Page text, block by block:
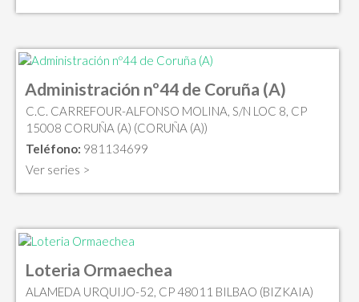
Administración nº44 de Coruña (A)
C.C. CARREFOUR-ALFONSO MOLINA, S/N LOC 8, CP
15008 CORUÑA (A) (CORUÑA (A))
Teléfono: 981134699
Ver series >
Loteria Ormaechea
ALAMEDA URQUIJO-52, CP 48011 BILBAO (BIZKAIA)